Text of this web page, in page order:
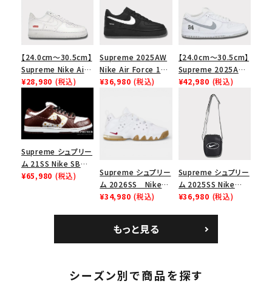
キーワードから探す
2026SS 2025AW 2025SS
Tシャツ・ロングスリーブ
【24.0cm～30.5cm】
Supreme Nike Air
Force 1 Low シュプ
ース１スニーカー シ
ューズ ホワイト
¥28,980 (税込)
Supreme 2025AW
Nike Air Force 1
Low シュプリーム ナ
ラック
¥36,980 (税込)
【24.0cm～30.5cm】
Supreme 2025AW
Nike SB Dunk Low
ナイキ SB ダンク ロ
ー スニーカー ホワイ
¥42,980 (税込)
Supreme シュプリー
ム 21SS Nike SB
Dunk Low ナイキSB
¥65,980 (税込)
Supreme シュプリー
ム 2026SS Nike
SB Air Max 2 CB 94
ロー SP ホワイト
¥34,980 (税込)
Supreme シュプリー
ム 2025SS Nike
Leather Shoulder
¥36,980 (税込)
もっと見る
シーズン別で商品を探す